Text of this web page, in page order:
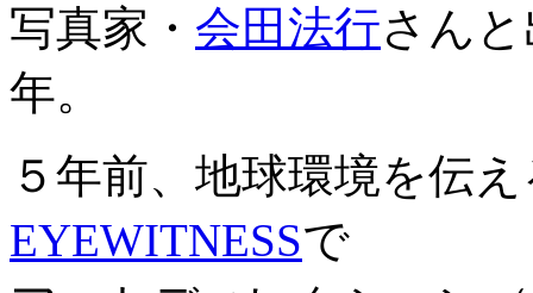
写真家・ 会田法行さん
年。
５年前、地球環境を伝
EYEWITNESSで